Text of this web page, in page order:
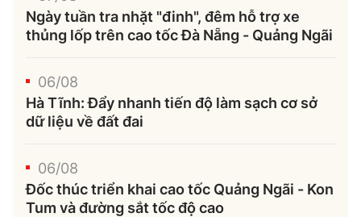
Ngày tuần tra nhặt "đinh", đêm hỗ trợ xe
thủng lốp trên cao tốc Đà Nẵng - Quảng Ngãi
06/08
Hà Tĩnh: Đẩy nhanh tiến độ làm sạch cơ sở
dữ liệu về đất đai
06/08
Đốc thúc triển khai cao tốc Quảng Ngãi - Kon
Tum và đường sắt tốc độ cao